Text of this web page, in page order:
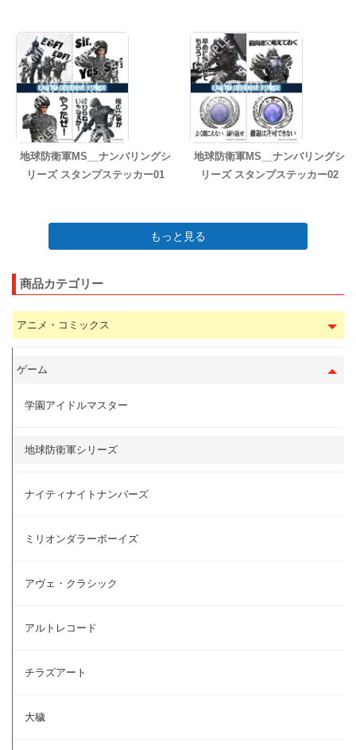
地球防衛軍MS__ナンバリングシ
リーズ スタンプステッカー01
地球防衛軍MS__ナンバリングシ
リーズ スタンプステッカー02
もっと見る
商品カテゴリー
アニメ・コミックス
ゲーム
学園アイドルマスター
地球防衛軍シリーズ
ナイティナイトナンバーズ
ミリオンダラーボーイズ
アヴェ・クラシック
アルトレコード
チラズアート
大穢